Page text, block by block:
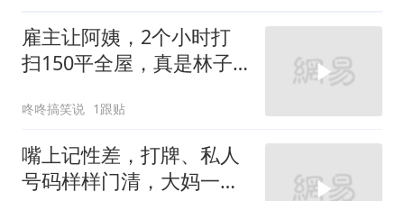
雇主让阿姨，2个小时打
扫150平全屋，真是林子
咚咚搞笑说 1跟贴
嘴上记性差，打牌、私人
号码样样门清，大妈一巴